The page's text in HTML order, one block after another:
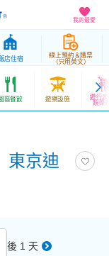
我的最愛
店住宿
線上預約＆購票
（只用英文）
區餐飲 遊樂設施 遊行表
娛樂
東京迪
後 1 天